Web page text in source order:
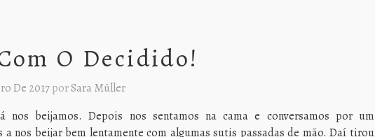
O Decidido!
De 2017porSara Müller
nos beijamos. Depois nos sentamos na cama e conversamos por um
nos beijar bem lentamente com algumas sutis passadas de mão. Daí tirou